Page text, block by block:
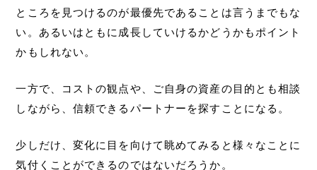
ところを見つけるのが最優先であることは言うまでもな
い。あるいはともに成長していけるかどうかもポイント
かもしれない。
一方で、コストの観点や、ご自身の資産の目的とも相談
しながら、信頼できるパートナーを探すことになる。
少しだけ、変化に目を向けて眺めてみると様々なことに
気付くことができるのではないだろうか。